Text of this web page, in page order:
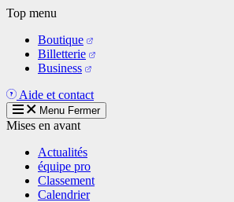
Aller
contenu
principal
Top menu
Boutique
Billetterie
Business
Aide et contact
Menu Fermer
Mises en avant
Actualités
équipe pro
Classement
Calendrier